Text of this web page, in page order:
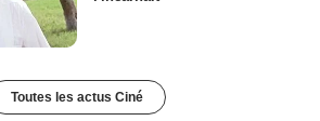
Toutes les actus Ciné